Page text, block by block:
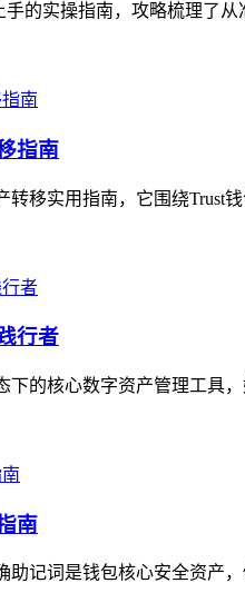
的实操指南，攻略梳理了
指南
移实用指南，它围绕
行者
的核心数字资产管理工
南
记词是钱包核心安全资